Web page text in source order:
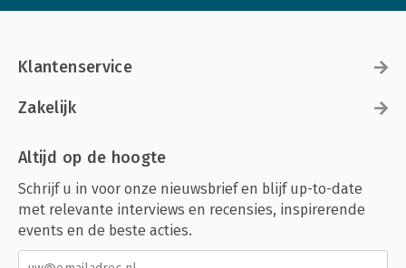
Klantenservice
Zakelijk
Altijd op de hoogte
Schrijf u in voor onze nieuwsbrief en blijf up-to-date
met relevante interviews en recensies, inspirerende
events en de beste acties.